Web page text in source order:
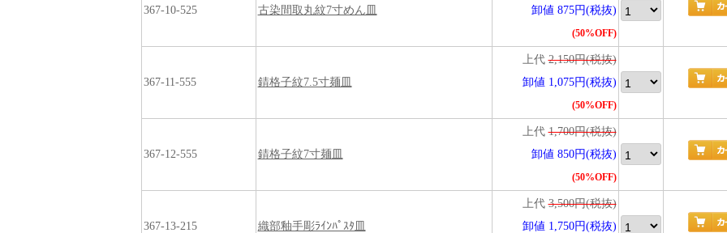
367-10-525 古染間取丸紋7寸めん皿
卸値 875円(税抜)
(50%OFF)
367-11-555 錆格子紋7.5寸麺皿
上代2,150円(税抜)
卸値 1,075円(税抜)
(50%OFF)
367-12-555 錆格子紋7寸麺皿
上代1,700円(税抜)
卸値 850円(税抜)
(50%OFF)
367-13-215 織部釉手彫ﾗｲﾝﾊﾟｽﾀ皿
上代3,500円(税抜)
卸値 1,750円(税抜)